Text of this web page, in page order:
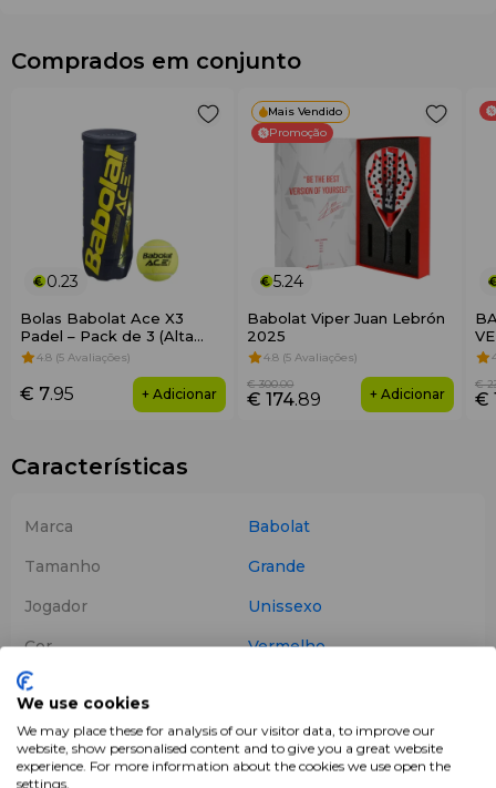
Comprados em conjunto
0.23
Bolas Babolat Ace X3
Padel – Pack de 3 (Alta
Durabilidade)
4.8 (5 Avaliações)
€ 7.95 + Adicionar
Mais Vendido
Promoção
5.24
Babolat Viper Juan Lebrón
2025
4.8 (5 Avaliações)
€ 174.89
€ 300.00
+ Adicionar €
€
Características
Marca
Babolat
Tamanho
Grande
Jogador
Unissexo
Cor
Vermelho
Tipo de saco
Produtos
Sacos de Padel
We use cookies
We may place these for analysis of our visitor data, to improve our
website, show personalised content and to give you a great website
experience. For more information about the cookies we use open the
settings.